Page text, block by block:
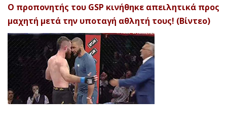
Ο προπονητής του GSP κινήθηκε απειλητικά προς
μαχητή μετά την υποταγή αθλητή τους! (Βίντεο)